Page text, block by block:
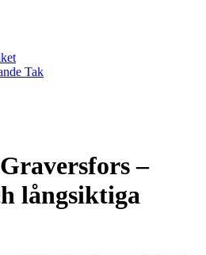
Tak
–
långsiktiga